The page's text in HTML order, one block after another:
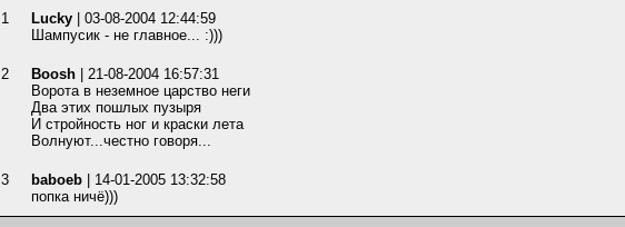
1 Lucky | 03-08-2004 12:44:59
Шампусик - не главное... :)))
2 Boosh | 21-08-2004 16:57:31
Ворота в неземное царство неги
Два этих пошлых пузыря
И стройность ног и краски лета
Волнуют...честно говоря...
3 baboeb | 14-01-2005 13:32:58
попка ничё)))